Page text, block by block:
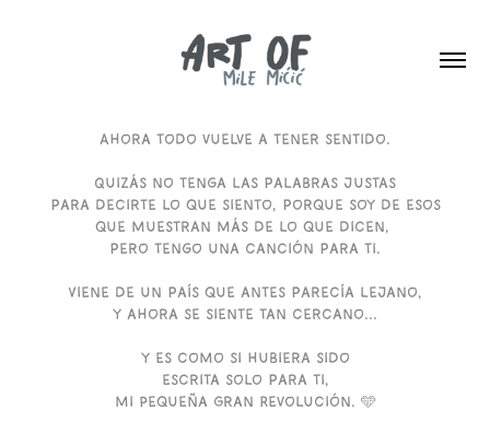
Ahora todo vuelve a tener sentido.
Quizás no tenga las palabras justas
para decirte lo que siento, porque soy de esos
que muestran más de lo que dicen,
pero tengo una canción para ti.
Viene de un país que antes parecía lejano,
y ahora se siente tan cercano...
y es como si hubiera sido
escrita solo para ti,
mi Pequeña Gran Revolución. 🩵